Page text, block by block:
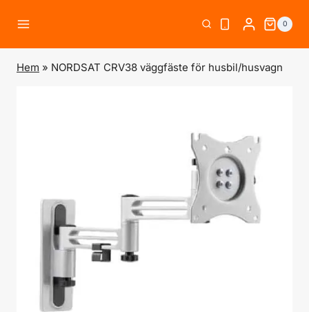
0
Hem » NORDSAT CRV38 väggfäste för husbil/husvagn